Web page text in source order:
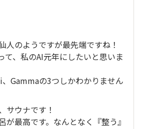
人のようですが最先端ですね！
て、私のAI元年にしたいと思いま
Gammaの3つしかわかりません
サウナです！
が最高です。なんとなく『整う』